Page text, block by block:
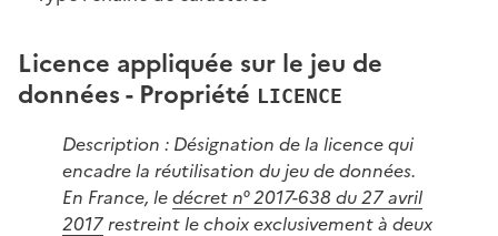
Licence appliquée sur le jeu de
données - Propriété LICENCE
Description : Désignation de la licence qui
encadre la réutilisation du jeu de données.
En France, ledécret n° 2017-638 du 27 avril
2017 restreint le choix exclusivement à deux